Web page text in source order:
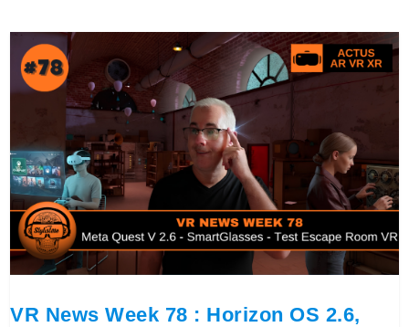
VR News Week 78 : Horizon OS 2.6,